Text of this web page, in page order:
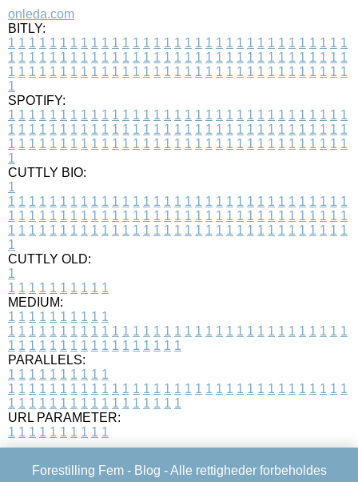
onleda.com
BITLY:
1 1 1 1 1 1 1 1 1 1 1 1 1 1 1 1 1 1 1 1 1 1 1 1 1 1 1 1 1 1 1 1 1
1 1 1 1 1 1 1 1 1 1 1 1 1 1 1 1 1 1 1 1 1 1 1 1 1 1 1 1 1 1 1 1 1
1 1 1 1 1 1 1 1 1 1 1 1 1 1 1 1 1 1 1 1 1 1 1 1 1 1 1 1 1 1 1 1 1
1
SPOTIFY:
1 1 1 1 1 1 1 1 1 1 1 1 1 1 1 1 1 1 1 1 1 1 1 1 1 1 1 1 1 1 1 1 1
1 1 1 1 1 1 1 1 1 1 1 1 1 1 1 1 1 1 1 1 1 1 1 1 1 1 1 1 1 1 1 1 1
1 1 1 1 1 1 1 1 1 1 1 1 1 1 1 1 1 1 1 1 1 1 1 1 1 1 1 1 1 1 1 1 1
1
CUTTLY BIO:
1
1 1 1 1 1 1 1 1 1 1 1 1 1 1 1 1 1 1 1 1 1 1 1 1 1 1 1 1 1 1 1 1 1
1 1 1 1 1 1 1 1 1 1 1 1 1 1 1 1 1 1 1 1 1 1 1 1 1 1 1 1 1 1 1 1 1
1 1 1 1 1 1 1 1 1 1 1 1 1 1 1 1 1 1 1 1 1 1 1 1 1 1 1 1 1 1 1 1 1
1
CUTTLY OLD:
1
1 1 1 1 1 1 1 1 1 1
MEDIUM:
1 1 1 1 1 1 1 1 1 1
1 1 1 1 1 1 1 1 1 1 1 1 1 1 1 1 1 1 1 1 1 1 1 1 1 1 1 1 1 1 1 1 1
1 1 1 1 1 1 1 1 1 1 1 1 1 1 1 1 1
PARALLELS:
1 1 1 1 1 1 1 1 1 1
1 1 1 1 1 1 1 1 1 1 1 1 1 1 1 1 1 1 1 1 1 1 1 1 1 1 1 1 1 1 1 1 1
1 1 1 1 1 1 1 1 1 1 1 1 1 1 1 1 1
URL PARAMETER:
1 1 1 1 1 1 1 1 1 1
Forestilling Fem - Blog - Alle rettigheder forbeholdes